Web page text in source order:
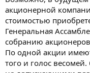
акционерной
стоимостью
Генеральная
собранию
По одной акции
того и голос